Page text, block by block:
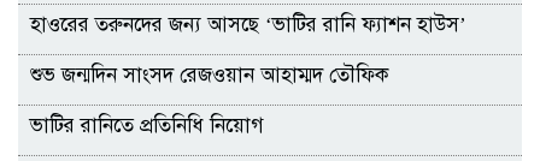
হাওরের তরুনদের জন্য আসছে ‘ভাটির রানি ফ্যাশন হাউস’
শুভ জন্মদিন সাংসদ রেজওয়ান আহাম্মদ তৌফিক
ভাটির রানিতে প্রতিনিধি নিয়োগ